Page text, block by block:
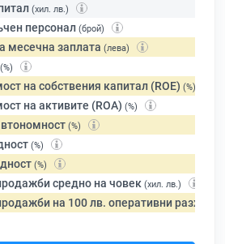
(хил. лв.)
персонал (брой)
месечна заплата (лева)
(%)
на собствения капитал (ROE) (%)
на активите (ROA) (%)
(%)
(%)
(%)
средно на човек (хил. лв.)
на 100 лв. оперативни разходи